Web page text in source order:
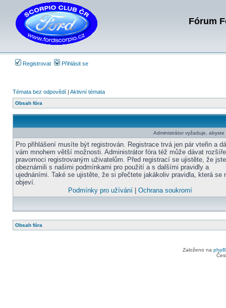
Fórum
Registrovat Přihlásit se
Témata bez odpovědí | Aktivní témata
Obsah fóra
Administrátor vyžaduje,
Pro přihlášení musíte být registrován. Registrace trvá jen pár vteřin a
vám mnohem větší možnosti. Administrátor fóra též může dávat
pravomoci registrovaným uživatelům. Před registrací se ujistěte, že
obeznámili s našimi podmínkami pro použití a s dalšími pravidly a
ujednáními. Také se ujistěte, že si přečtete jakákoliv pravidla, která se
objeví.
Podmínky pro užívání| Ochrana soukromí
Obsah fóra
Založeno na